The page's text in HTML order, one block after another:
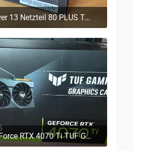
Dark Power 13 Netzteil 80 PLUS Titanium, ATX 3.0 - 850 Watt
29. März 2023 um 11:20
ASUS GeForce RTX 4070 Ti TUF GAMING OC, Grafikkarte
29. März 2023 um 11:20